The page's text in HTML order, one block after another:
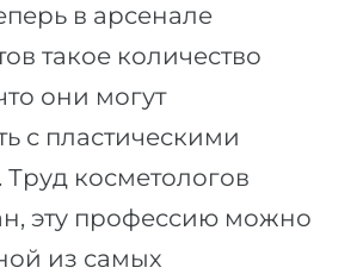
в арсенале
такое количество
они могут
с пластическими
косметологов
эту профессию можно
из самых